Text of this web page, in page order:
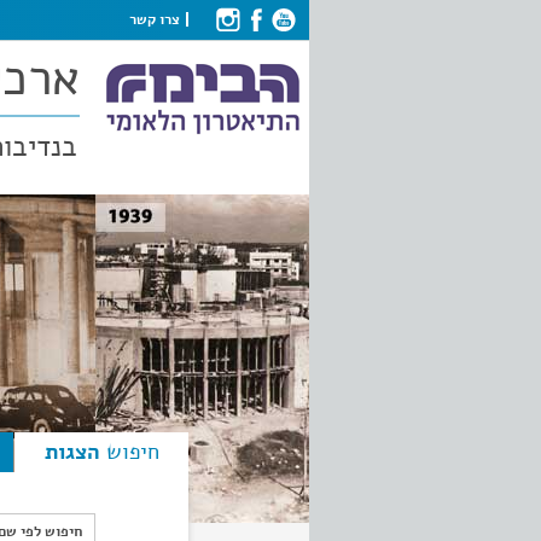
צרו קשר
חיפוש הצגות
חיפוש לפי